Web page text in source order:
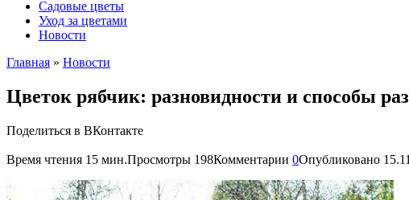
Садовые цветы
Уход за цветами
Новости
Главная » Новости
Цветок рябчик: разновидности и способы
Поделиться в ВКонтакте
Время чтения 15 мин.Просмотры 198Комментарии 0Опубликовано